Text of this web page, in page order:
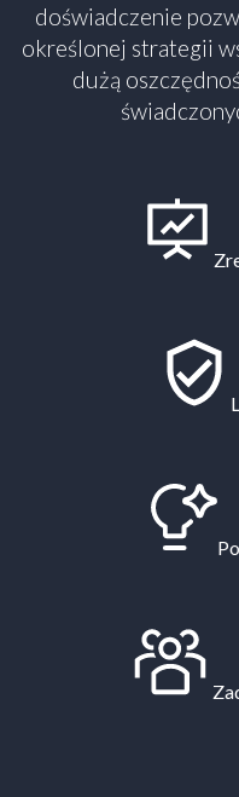
doświadczenie
określonej strategii
dużą